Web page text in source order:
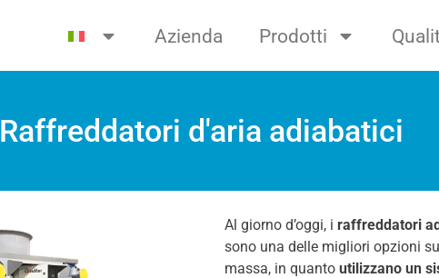
Azienda Prodotti
Raffreddatori d'aria adiabatici
Al giorno d’oggi, i raffreddatori
sono una delle migliori opzioni
massa, in quanto utilizzano un